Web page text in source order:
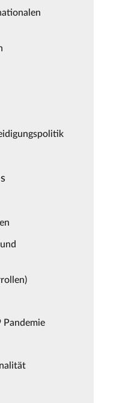
Pandemie